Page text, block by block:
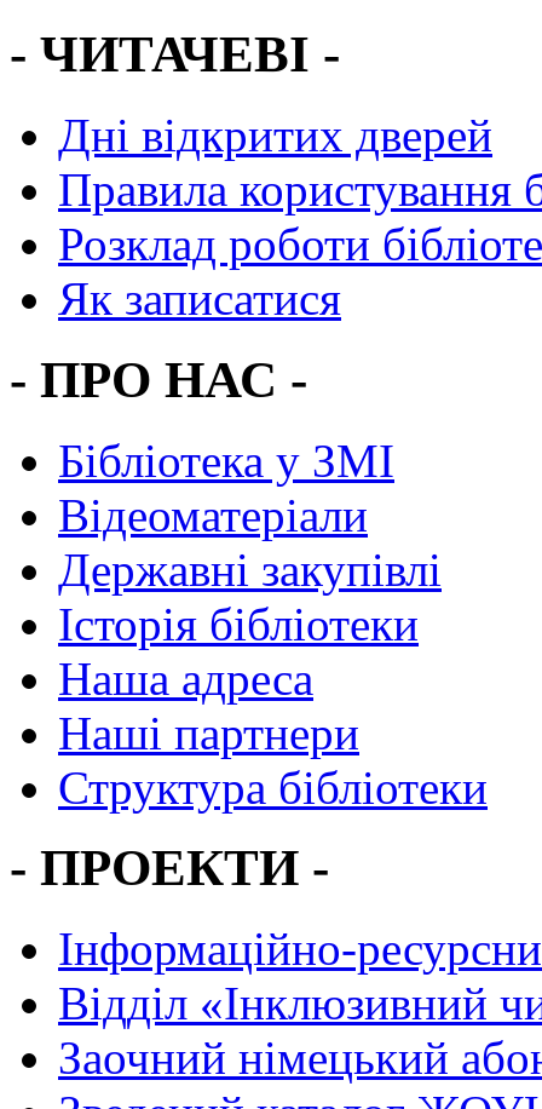
- ЧИТАЧЕВІ -
Дні відкритих дверей
Правила користування
Розклад роботи
Як записатися
- ПРО НАС -
Бібліотека у ЗМІ
Відеоматеріали
Державні закупівлі
Історія бібліотеки
Наша адреса
Наші партнери
Структура бібліотеки
- ПРОЕКТИ -
Інформаційно-
Вiддiл «Інклюзивний
Заочний німецький